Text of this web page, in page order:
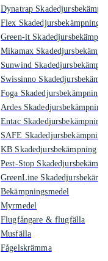
Dynatrap
Flex Skadedjursbekämpning
Green-it
Mikamax
Sunwind
Swissinno
Foga Skadedjursbekämpning
Ardes Skadedjursbekämpning
Entac Skadedjursbekämpning
SAFE Skadedjursbekämpning
KB Skadedjursbekämpning
Pest-Stop
GreenLine
Bekämpningsmedel
Myrmedel
Flugfångare & flugfälla
Musfälla
Fågelskrämma